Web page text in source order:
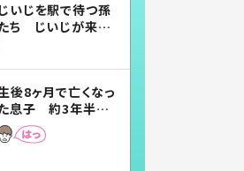
じいじを駅で待つ孫
ち じいじが来た
らない」「幸せにな
る」
後8ヶ月で亡くなっ
息子 約3年半
、当時の妻の日記
書いてあった本音